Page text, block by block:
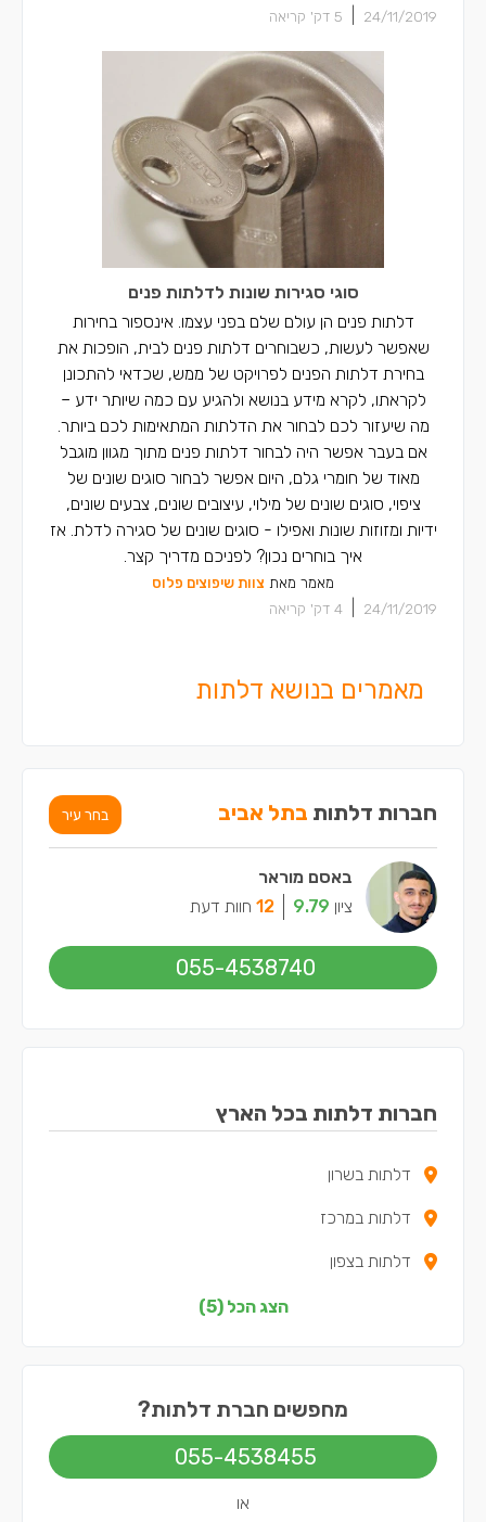
24/11/2019
5 דק' קריאה
סוגי סגירות שונות לדלתות פנים
דלתות פנים הן עולם שלם בפני עצמו. אינספור בחירות
שאפשר לעשות, כשבוחרים דלתות פנים לבית, הופכות את
בחירת דלתות הפנים לפרויקט של ממש, שכדאי להתכונן
לקראתו, לקרא מידע בנושא ולהגיע עם כמה שיותר ידע –
מה שיעזור לכם לבחור את הדלתות המתאימות לכם ביותר.
אם בעבר אפשר היה לבחור דלתות פנים מתוך מגוון מוגבל
מאוד של חומרי גלם, היום אפשר לבחור סוגים שונים של
ציפוי, סוגים שונים של מילוי, עיצובים שונים, צבעים שונים,
ידיות ומזוזות שונות ואפילו - סוגים שונים של סגירה לדלת. אז
איך בוחרים נכון? לפניכם מדריך קצר.
מאמר מאת צוות שיפוצים פלוס
24/11/2019
4 דק' קריאה
מאמרים בנושא דלתות
חברות דלתות בתל אביב בחר עיר
באסם מוראר
ציון 9.79
12 חוות דעת
055-4538740
חברות דלתות בכל הארץ
דלתות בשרון
דלתות במרכז
דלתות בצפון
דלתות בתל אביב
הצג הכל (5)
מחפשים חברת דלתות?
055-4538455
או